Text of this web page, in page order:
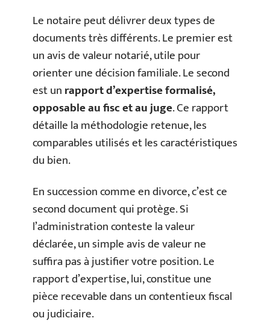
Le notaire peut délivrer deux types de
documents très différents. Le premier est
un avis de valeur notarié, utile pour
orienter une décision familiale. Le second
est unrapport d’expertise formalisé,
opposable au fisc et au juge. Ce rapport
détaille la méthodologie retenue, les
comparables utilisés et les caractéristiques
du bien.
En succession comme en divorce, c’est ce
second document qui protège. Si
l’administration conteste la valeur
déclarée, un simple avis de valeur ne
suffira pas à justifier votre position. Le
rapport d’expertise, lui, constitue une
pièce recevable dans un contentieux fiscal
ou judiciaire.